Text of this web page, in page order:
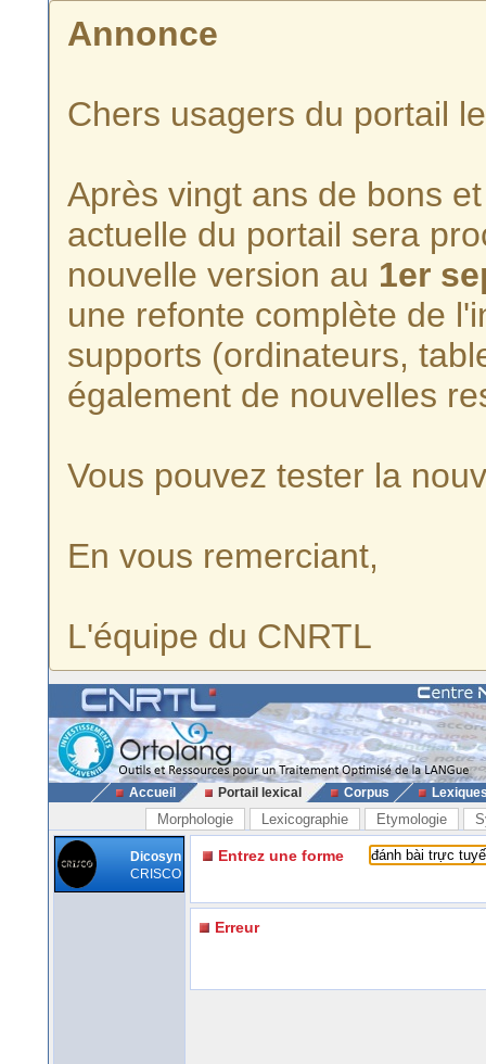
Annonce
Chers usagers du portail
Après vingt ans de bons
actuelle du portail sera
nouvelle version au 1er
une refonte complète de
supports (ordinateurs,
également de nouvelles
Vous pouvez tester la
En vous remerciant,
L'équipe du CNRTL
Accueil Portail lexical Corpus
Morphologie Lexicographie Etymologie
Dicosyn
CRISCO
Entrez une forme
Erreur